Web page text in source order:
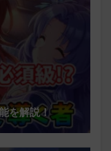
を解説！